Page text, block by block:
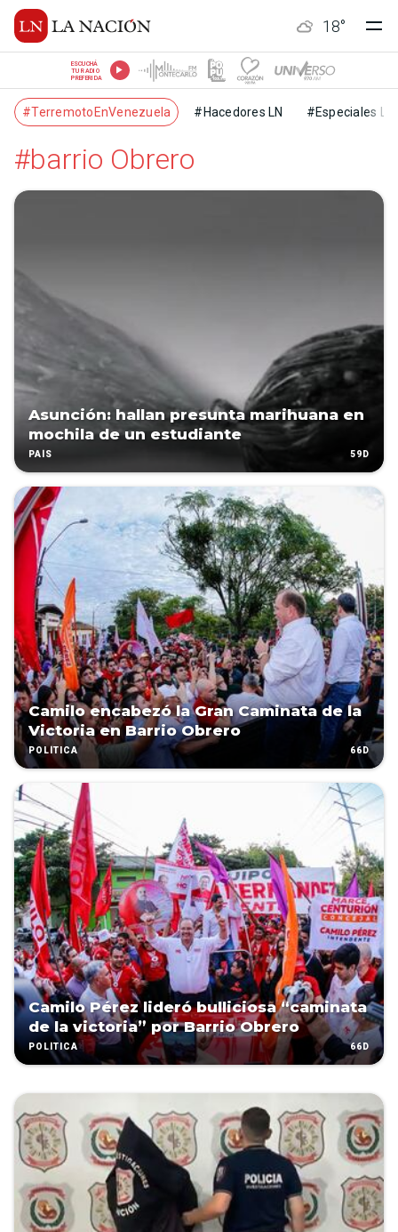
18°
ESCUCHÁ
TU RADIO
PREFERIDA
#TerremotoEnVenezuela #Hacedores LN #Especiales LN
#barrio Obrero
Asunción: hallan presunta marihuana en
mochila de un estudiante
PAÍS 59D
Camilo encabezó la Gran Caminata de la
Victoria en Barrio Obrero
POLÍTICA 66D
Camilo Pérez lideró bulliciosa “caminata
de la victoria” por Barrio Obrero
POLÍTICA 66D